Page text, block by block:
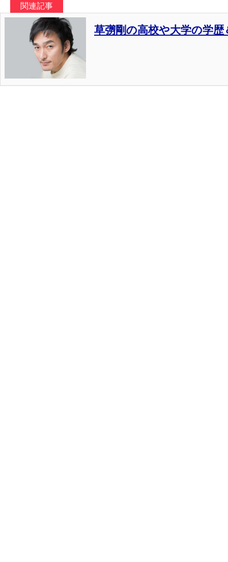
関連記事
草彅剛の高校や大学の学